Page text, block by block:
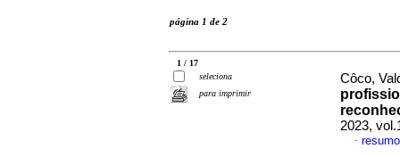
página 1 de 2
1 / 17
seleciona
para imprimir
Côco,
2023,
·